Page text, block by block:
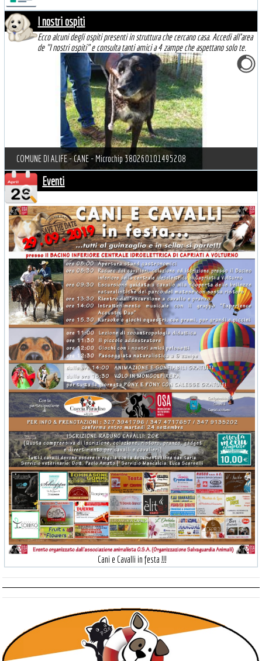
I nostri ospiti
Ecco alcuni degli ospiti presenti in struttura che cercano casa. Accedi all'area
de "I nostri ospiti" e consulta tanti amici a 4 zampe che aspettano solo te.
COMUNE DI ALIFE - CANE - Microchip 380260101495208
Eventi
Cani e Cavalli in festa !!!